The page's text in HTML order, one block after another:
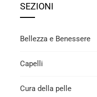
SEZIONI
Bellezza e Benessere
Capelli
Cura della pelle